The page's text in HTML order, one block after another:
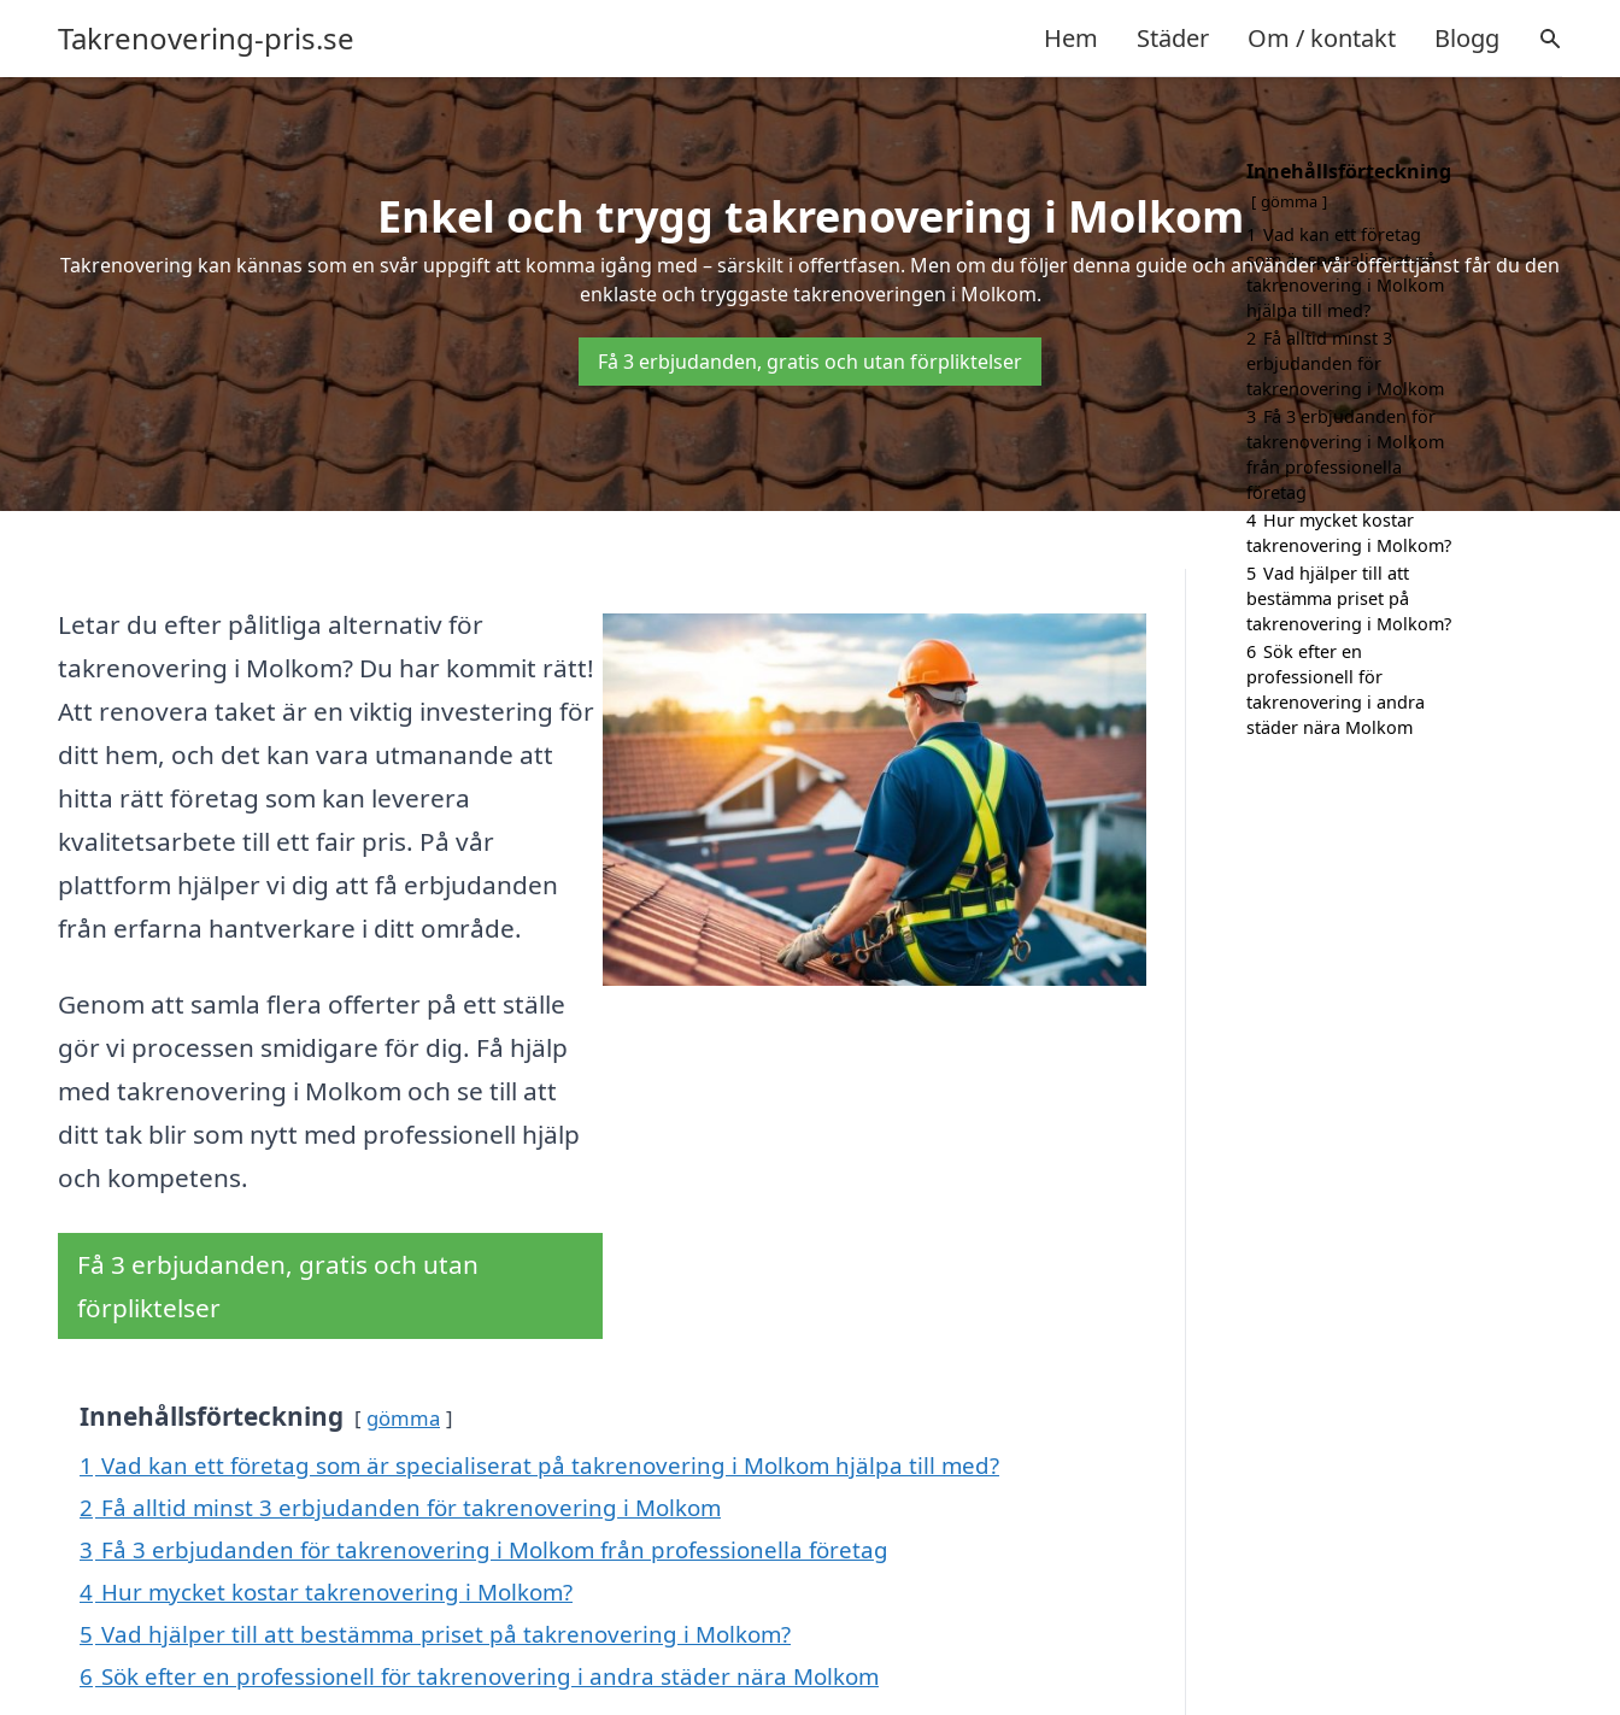
Takrenovering-pris.se Hem Städer Om / kontakt Blogg
Enkel och trygg takrenovering i Molkom
Takrenovering kan kännas som en svår uppgift att komma igång med – särskilt i offertfasen. Men om du följer denna guide och använder vår offerttjänst får du den
enklaste och tryggaste takrenoveringen i Molkom.
Få 3 erbjudanden, gratis och utan förpliktelser
Letar du efter pålitliga alternativ för
takrenovering i Molkom? Du har kommit rätt!
Att renovera taket är en viktig investering för
ditt hem, och det kan vara utmanande att
hitta rätt företag som kan leverera
kvalitetsarbete till ett fair pris. På vår
plattform hjälper vi dig att få erbjudanden
från erfarna hantverkare i ditt område.
Genom att samla flera offerter på ett ställe
gör vi processen smidigare för dig. Få hjälp
med takrenovering i Molkom och se till att
ditt tak blir som nytt med professionell hjälp
och kompetens.
Få 3 erbjudanden, gratis och utan
förpliktelser
Innehållsförteckning gömma
1 Vad kan ett företag som är specialiserat på takrenovering i Molkom hjälpa till med?
2 Få alltid minst 3 erbjudanden för takrenovering i Molkom
3 Få 3 erbjudanden för takrenovering i Molkom från professionella företag
4 Hur mycket kostar takrenovering i Molkom?
5 Vad hjälper till att bestämma priset på takrenovering i Molkom?
6 Sök efter en professionell för takrenovering i andra städer nära Molkom
Innehållsförteckning
gömma
1 Vad kan ett företag
som är specialiserat på
takrenovering i Molkom
hjälpa till med?
2 Få alltid minst 3
erbjudanden för
takrenovering i Molkom
3 Få 3 erbjudanden för
takrenovering i Molkom
från professionella
företag
4 Hur mycket kostar
takrenovering i Molkom?
5 Vad hjälper till att
bestämma priset på
takrenovering i Molkom?
6 Sök efter en
professionell för
takrenovering i andra
städer nära Molkom